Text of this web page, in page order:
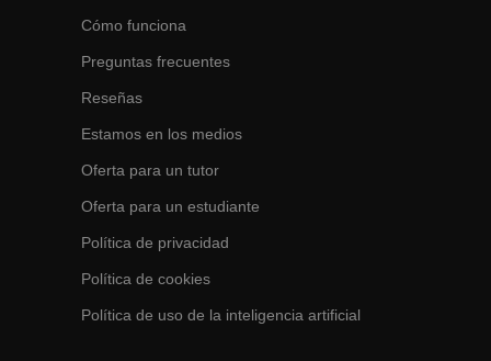
Cómo funciona
Preguntas frecuentes
Reseñas
Estamos en los medios
Oferta para un tutor
Oferta para un estudiante
Política de privacidad
Política de cookies
Política de uso de la inteligencia artificial